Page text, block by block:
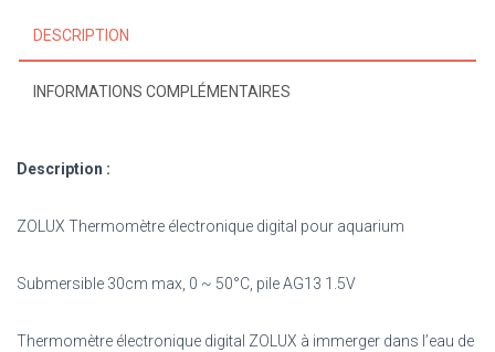
DESCRIPTION
INFORMATIONS COMPLÉMENTAIRES
Description :
ZOLUX Thermomètre électronique digital pour aquarium
Submersible 30cm max, 0 ~ 50°C, pile AG13 1.5V
Thermomètre électronique digital ZOLUX à immerger dans l’eau de